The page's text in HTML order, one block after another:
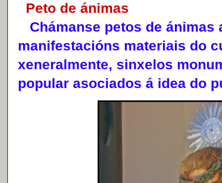
Peto de ánimas
Chámanse petos de ánimas
manifestacións materiais do
xeneralmente, sinxelos
popular asociados á idea do